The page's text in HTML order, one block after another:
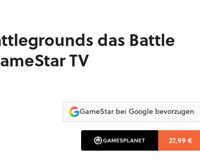
das Battle
TV
GameStar bei Google bevorzugen
27,99 €